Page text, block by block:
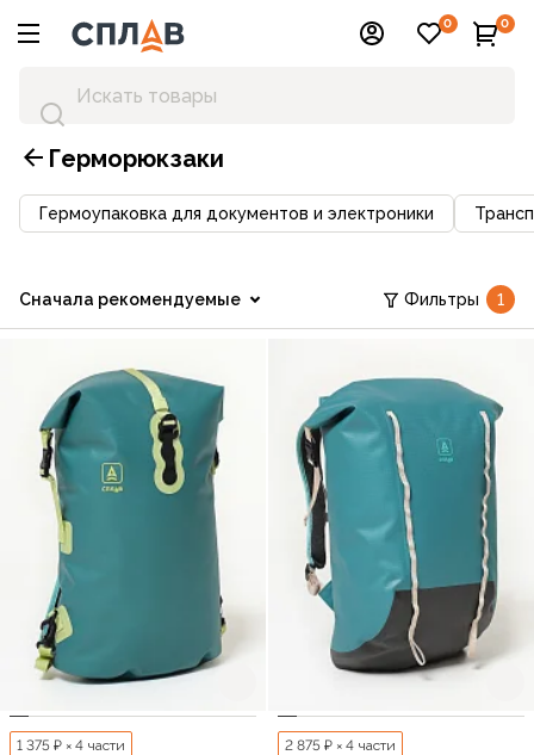
0 0
Герморюкзаки
Гермоупаковка для документов и электроники
Сначала рекомендуемые Фильтры 1
1 375 ₽ × 4 части 2 875 ₽ × 4 части